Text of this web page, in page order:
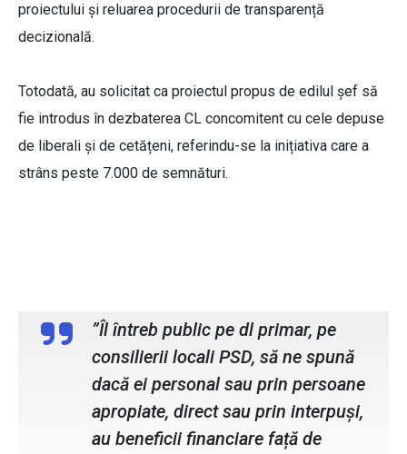
proiectului și reluarea procedurii de transparență
decizională.
Totodată, au solicitat ca proiectul propus de edilul șef să
fie introdus în dezbaterea CL concomitent cu cele depuse
de liberali și de cetățeni, referindu-se la inițiativa care a
strâns peste 7.000 de semnături.
”Îl întreb public pe dl primar, pe
consilierii locali PSD, să ne spună
dacă ei personal sau prin persoane
apropiate, direct sau prin interpuși,
au beneficii financiare față de